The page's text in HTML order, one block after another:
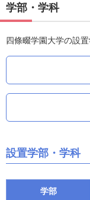
学部・学科
四條畷学園大学の設
設置学部・学科
学部